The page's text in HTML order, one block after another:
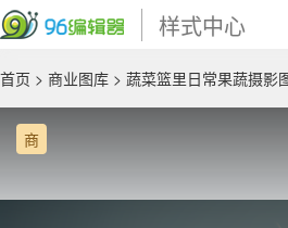
样式中心
首页 > 商业图库 > 蔬菜篮里日常果蔬摄影
商